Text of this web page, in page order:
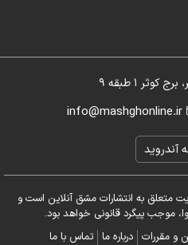
1 طبقه 9
info@mashghonline.ir
آندروید
متعلق به انتشارات مشق آنلاین است و
موجب پیگرد قانونی خواهد بود.
و مقررات درباره ما تماس با ما